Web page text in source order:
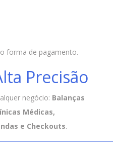
forma de pagamento.
Precisão
negócio: Balanças
Médicas,
e Checkouts.